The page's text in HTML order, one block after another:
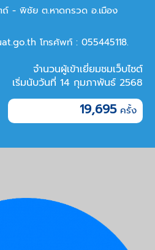
ถ์ - พิชัย ต.หาดกรวด อ.เมือง
โทรศัพท์ : 055445118.
จำนวนผู้เข้าเยี่ยมชมเว็บไซต์
เริ่มนับวันที่ 14 กุมภาพันธ์ 2568
19,695